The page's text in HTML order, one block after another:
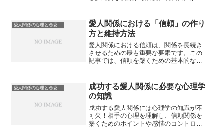
愛人関係における「信頼」の作り
方と維持方法
愛人関係における信頼は、関係を長続き
させるための最も重要な要素です。この
記事では、信頼を築くための基本的なス
愛人関係の心理と恋愛感情
成功する愛人関係に必要な心理学
の知識
成功する愛人関係には心理学の知識が不
可欠！相手の心理を理解し、信頼関係を
築くためのポイントや感情のコントロー